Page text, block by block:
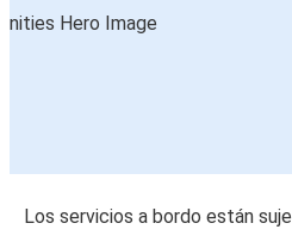
Los servicios a bordo están